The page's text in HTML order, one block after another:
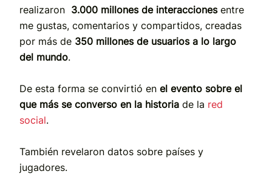
realizaron 3.000 millones de interaccionesentre
me gustas, comentarios y compartidos, creadas
por más de 350 millones de usuarios a lo largo
del mundo.
De esta forma se convirtió en el evento sobre el
que más se converso en la historia de la red
social.
También revelaron datos sobre países y
jugadores.